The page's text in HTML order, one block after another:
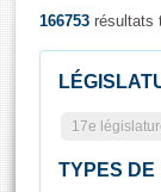
Présidence
Séance
Rôle et
Visiter
166753 résultats
17e
TYPES DE